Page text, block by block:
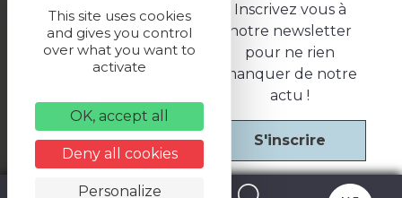
Inscrivez vous à
notre newsletter
pour ne rien
manquer de notre
actu !
S'inscrire
LES PARTENAIRES
Politique de confidentialité
Une réalisation
This site uses cookies
and gives you control
over what you want to
activate
OK, accept all
Deny all cookies
Personalize